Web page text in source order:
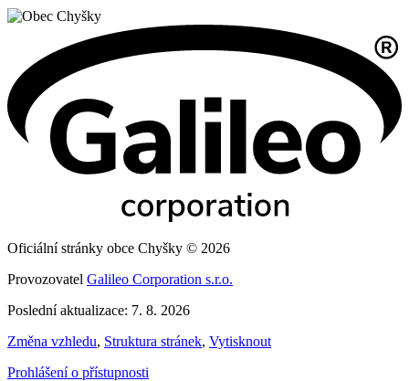
Oficiální stránky obce Chyšky © 2026
Provozovatel Galileo Corporation s.r.o.
Poslední aktualizace: 7. 8. 2026
Změna vzhledu, Struktura stránek, Vytisknout
Prohlášení o přístupnosti